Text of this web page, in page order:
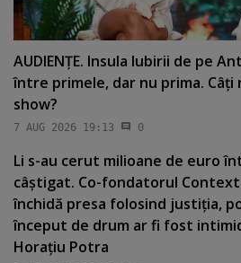
AUDIENŢE. Insula Iubirii de pe
între primele, dar nu prima. Câţi
show?
7 AUG 2026 19:13 0
Li s-au cerut milioane de euro
câştigat. Co-fondatorul
închidă presa folosind justiţia,
început de drum ar fi fost
Horaţiu Potra